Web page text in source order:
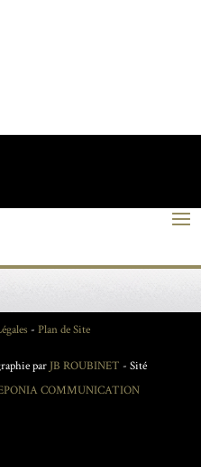
- Plan de Site
par JB ROUBINET - Sité
COMMUNICATION